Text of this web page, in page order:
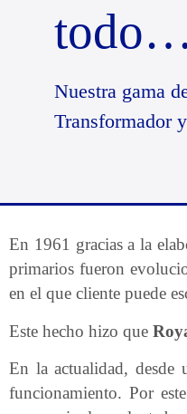
Nuestra gama
Transformador
En 1961 gracias a la
primarios fueron
en el que cliente puede
Este hecho hizo que
En la actualidad, desde
funcionamiento. Por